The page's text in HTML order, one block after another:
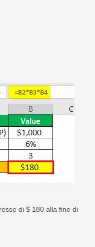
di $ 180 alla fine di